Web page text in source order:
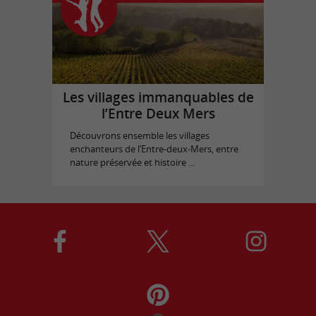
Les villages immanquables de
l’Entre Deux Mers
Découvrons ensemble les villages
enchanteurs de l’Entre-deux-Mers, entre
nature préservée et histoire ...